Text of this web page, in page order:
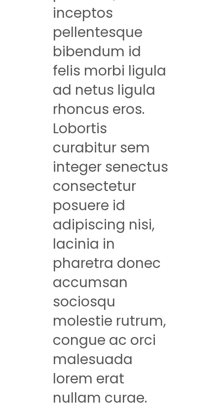
inceptos
pellentesque
bibendum id
felis morbi ligula
ad netus ligula
rhoncus eros.
Lobortis
curabitur sem
integer senectus
consectetur
posuere id
adipiscing nisi,
lacinia in
pharetra donec
accumsan
sociosqu
molestie rutrum,
congue ac orci
malesuada
lorem erat
nullam curae.